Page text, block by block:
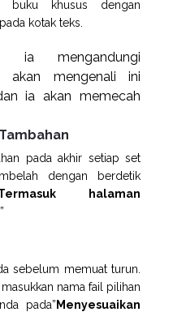
buku khusus dengan
kotak teks.
mengandungi
mengenali ini
ia akan memecah
pada akhir setiap set
dengan berdetik
halaman
sebelum memuat turun.
masukkan nama fail pilihan
pada” Menyesuaikan